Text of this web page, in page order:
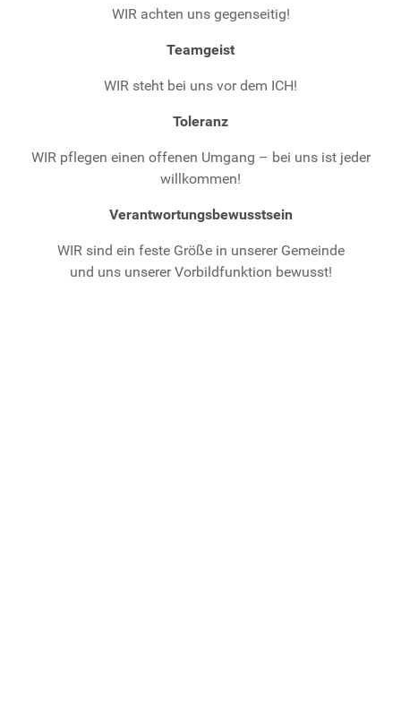
WIR achten uns gegenseitig!
Teamgeist
WIR steht bei uns vor dem ICH!
Toleranz
WIR pflegen einen offenen Umgang – bei uns ist jeder
willkommen!
Verantwortungsbewusstsein
WIR sind ein feste Größe in unserer Gemeinde
und uns unserer Vorbildfunktion bewusst!